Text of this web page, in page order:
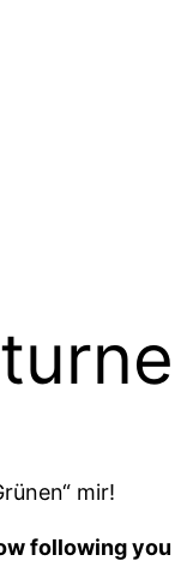
mir!
following